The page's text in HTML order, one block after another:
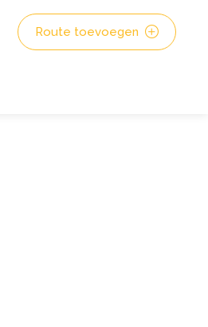
Route toevoegen